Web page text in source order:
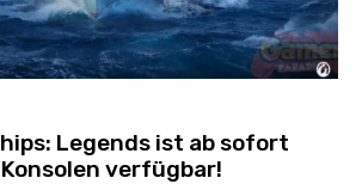
Legends ist ab sofort
verfügbar!